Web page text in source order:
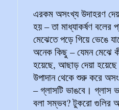
এরকম অসংখ্য উদাহরণ
হয় – তা মাধ্যাকর্ষণ বলের
মেঝেতে পড়ে গিয়ে ভেঙে
অনেক কিছু – যেমন মেঝে
হয়েছে, আছাড় দেয়া হয়েছে
উপাদান থেকে শুরু করে
– গ্লাসটি ভাঙবে। গ্লাস
বলা সম্ভব? টুকরো গুলির